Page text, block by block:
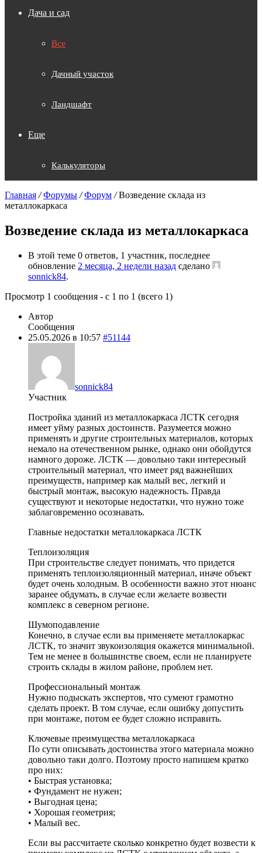
Дача и сад
Все
Дачный участок
Ландшафт
Еще
Калькуляторы
Главная / Форумы / Форум / Возведение склада из
металлокаркаса
Возведение склада из металлокаркаса
В этой теме 0 ответов, 1 участник, последнее
обновление 2 месяца, 2 недели назад сделано
sonnick84.
Просмотр 1 сообщения - с 1 по 1 (всего 1)
Автор
Сообщения
25.05.2026 в 10:57 #51144
sonnick84
Участник
Постройка зданий из металлокаркаса ЛСТК сегодня
имеет уйму разных достоинств. Разумеется можно
применять и другие строительных материалов, которых
немало на отечественном рынке, однако они обойдутся
намного дороже. ЛСТК — довольно таки интересный
строительный материал, что имеет ряд важнейших
преимуществ, например как малый вес, легкий и
быстрый монтаж, высокую надежность. Правда
существуют и некоторые недостатки, что нужно тоже
заблаговременно осознавать.
Главные недостатки металлокаркаса ЛСТК
Теплоизоляция
При строительстве следует понимать, что придется
применять теплоизоляционный материал, иначе объект
будет очень холодным. В особенности важно этот нюанс
заранее обдумать, в случае если желаете возвести
комплекс в северном регионе.
Шумоподавление
Конечно, в случае если вы применяете металлокаркас
ЛСТК, то значит звукоизоляция окажется минимальной.
Тем не менее в большинстве своем, если не планируете
строить склады в жилом районе, проблем нет.
Профессиональный монтаж
Нужно подыскать экспертов, что сумеют грамотно
сделать проект. В том случае, если ошибку допустить
при монтаже, потом ее будет сложно исправить.
Ключевые преимущества металлокаркаса
По сути описывать достоинства этого материала можно
довольно таки долго. Поэтому просто напишем кратко
про них:
• Быстрая установка;
• Фундамент не нужен;
• Выгодная цена;
• Хорошая геометрия;
• Малый вес.
Если вы рассчитаете сколько конкретно будет возвести к